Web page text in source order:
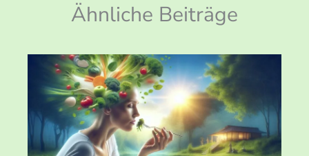
Ähnliche Beiträge